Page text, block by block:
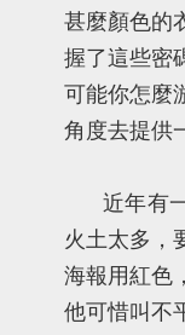
甚麼顏色的
握了這些密
可能你怎麼
角度去提供
近年有
火土太多，
海報用紅色
他可惜叫不